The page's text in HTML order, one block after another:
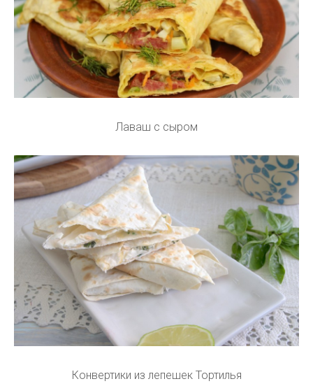
Лаваш с сыром
Конвертики из лепешек Тортилья